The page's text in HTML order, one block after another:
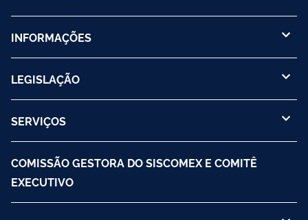
INFORMAÇÕES
LEGISLAÇÃO
SERVIÇOS
COMISSÃO GESTORA DO SISCOMEX E COMITÊ
EXECUTIVO